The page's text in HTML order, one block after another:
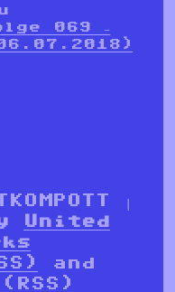
069 –
|
United
and